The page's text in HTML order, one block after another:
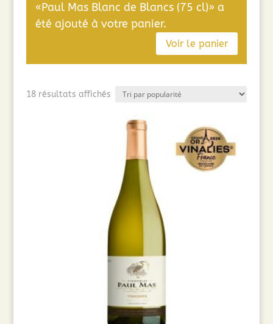
«Paul Mas Blanc de Blancs (75 cl)» a
été ajouté à votre panier.
Voir le panier
18 résultats affichésTrié
popularité